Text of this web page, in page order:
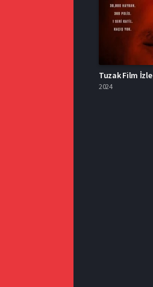
Tuzak Film İzle
2024